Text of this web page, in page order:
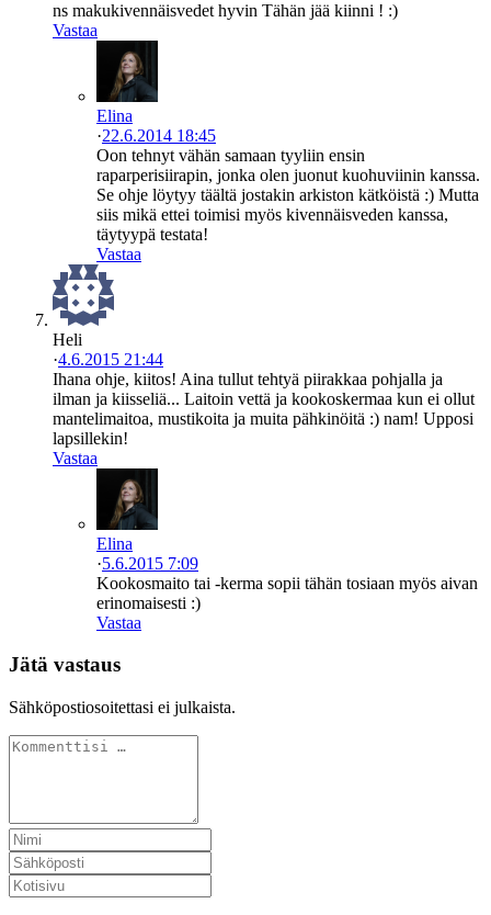
ns makukivennäisvedet hyvin Tähän jää kiinni ! :)
Vastaa
Elina
·22.6.2014 18:45
Oon tehnyt vähän samaan tyyliin ensin
raparperisiirapin, jonka olen juonut kuohuviinin kanssa.
Se ohje löytyy täältä jostakin arkiston kätköistä :) Mutta
siis mikä ettei toimisi myös kivennäisveden kanssa,
täytyypä testata!
Vastaa
Heli
·4.6.2015 21:44
Ihana ohje, kiitos! Aina tullut tehtyä piirakkaa pohjalla ja
ilman ja kiisseliä... Laitoin vettä ja kookoskermaa kun ei ollut
mantelimaitoa, mustikoita ja muita pähkinöitä :) nam! Upposi
lapsillekin!
Vastaa
Elina
·5.6.2015 7:09
Kookosmaito tai -kerma sopii tähän tosiaan myös aivan
erinomaisesti :)
Vastaa
Jätä vastaus
Sähköpostiosoitettasi ei julkaista.